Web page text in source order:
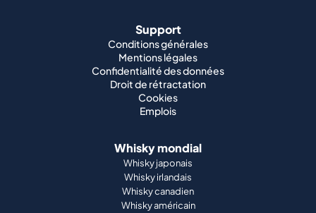
Support
Conditions générales
Mentions légales
Confidentialité des données
Droit de rétractation
Cookies
Emplois
Whisky mondial
Whisky japonais
Whisky irlandais
Whisky canadien
Whisky américain